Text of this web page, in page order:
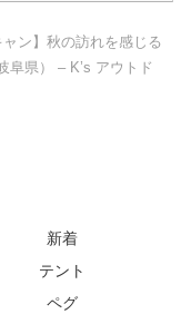
ャン】秋の訪れを感じる
阜県） – K’s アウトド
新着
テント
ペグ